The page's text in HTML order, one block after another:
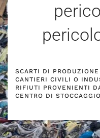
SCARTI DI
CANTIERI CIVILI O
RIFIUTI PROVENIENTI
CENTRO DI